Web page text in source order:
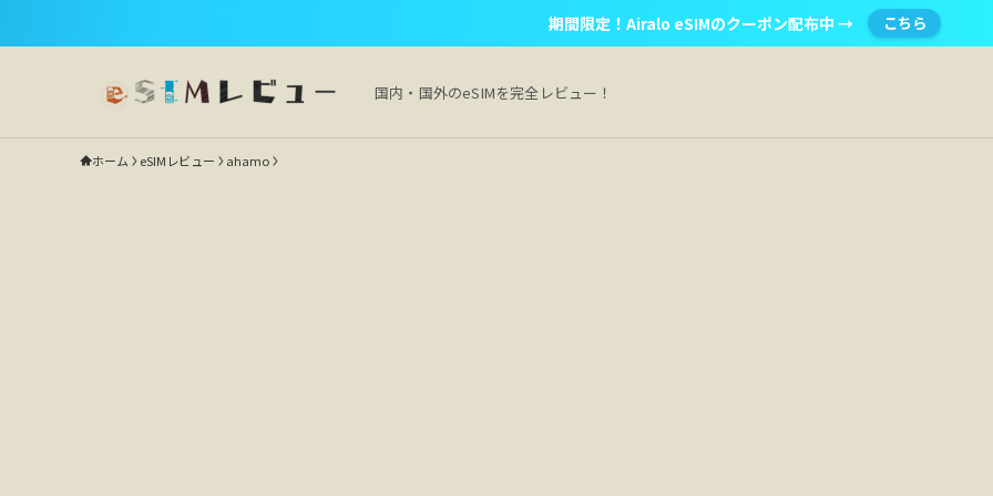
期間限定！Airalo eSIMのクーポン配布中 → こちら
国内・国外のeSIMを完全レビュー！
ホーム eSIMレビュー ahamo